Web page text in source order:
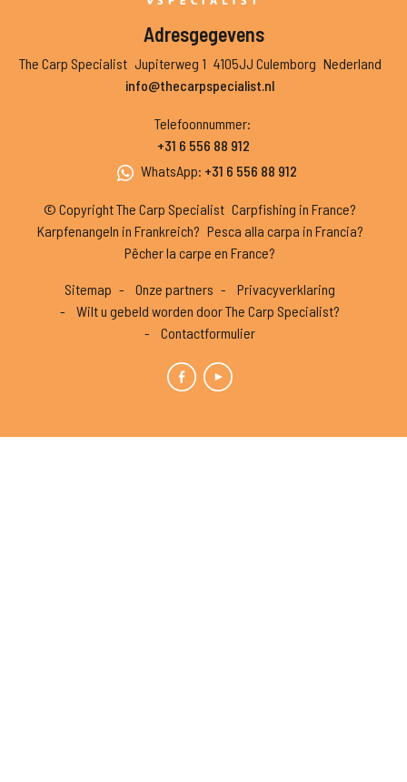
Adresgegevens
The Carp Specialist Jupiterweg 1 4105JJ Culemborg Nederland
info@thecarpspecialist.nl
Telefoonnummer:
+31 6 556 88 912
WhatsApp: +31 6 556 88 912
© Copyright The Carp Specialist Carpfishing in France?
Karpfenangeln in Frankreich? Pesca alla carpa in Francia?
Pêcher la carpe en France?
Sitemap Onze partners
Privacyverklaring
Wilt u gebeld worden door The Carp Specialist?
Contactformulier